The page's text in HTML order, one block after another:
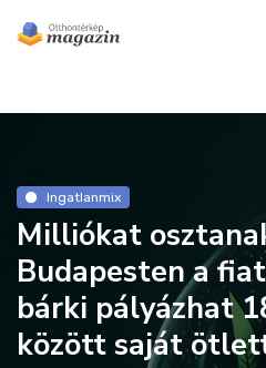
Ingatlanmix
Milliókat
Budapesten a
bárki pályázhat
között saját